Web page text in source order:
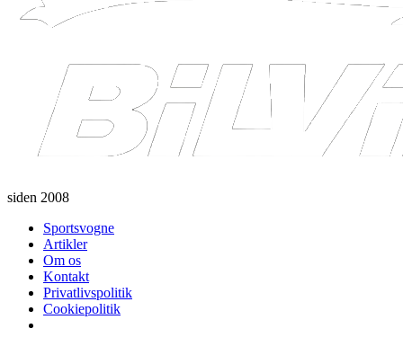
siden 2008
Sportsvogne
Artikler
Om os
Kontakt
Privatlivspolitik
Cookiepolitik